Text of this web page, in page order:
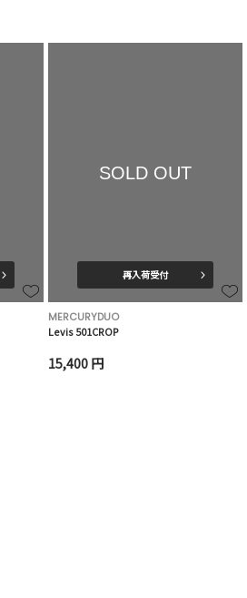
SOLD OUT
再入荷受付
MERCURYDUO
Levis 501CROP
15,400 円